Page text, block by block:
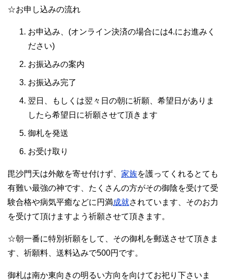
☆お申し込みの流れ
お申込み、(オンライン決済の場合には4.にお進みく
ださい)
お振込みの案内
お振込み完了
翌日、もしくは翌々日の朝に祈願、希望日がありま
したら希望日に祈願させて頂きます
御札を発送
お受け取り
毘沙門天は外敵を寄せ付けず、 家族を護ってくれるとても
有難い最強の神です、たくさんの方がその御陰を受けて受
験合格や病気平癒などに円満成就されています、そのお力
を受けて頂けますよう祈願させて頂きます。
☆朝一番に特別祈願をして、その御札を郵送させて頂きま
す、祈願料、送料込みで500円です。
御札は南か東向きの明るい方向を向けてお祀り下さいま